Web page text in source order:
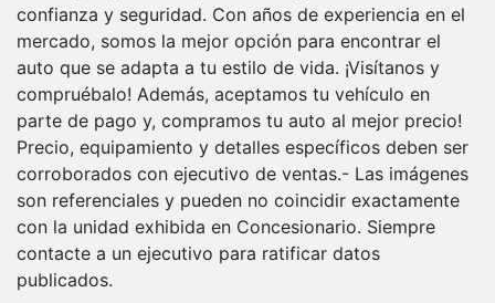
confianza y seguridad. Con años de experiencia en el
mercado, somos la mejor opción para encontrar el
auto que se adapta a tu estilo de vida. ¡Visítanos y
compruébalo! Además, aceptamos tu vehículo en
parte de pago y, compramos tu auto al mejor precio!
Precio, equipamiento y detalles específicos deben ser
corroborados con ejecutivo de ventas.- Las imágenes
son referenciales y pueden no coincidir exactamente
con la unidad exhibida en Concesionario. Siempre
contacte a un ejecutivo para ratificar datos
publicados.